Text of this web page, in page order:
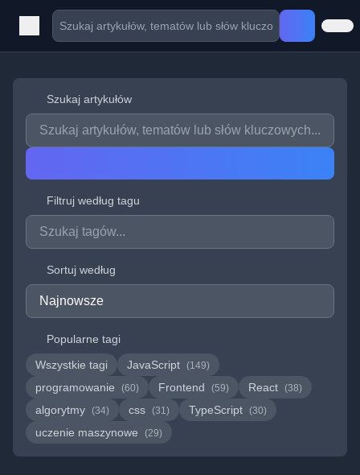
Szukaj artykułów
Filtruj według tagu
Sortuj według
Popularne tagi
Wszystkie tagi
JavaScript (149)
programowanie (60) Frontend (59) React (38)
algorytmy (34) css (31) TypeScript (30)
uczenie maszynowe (29)